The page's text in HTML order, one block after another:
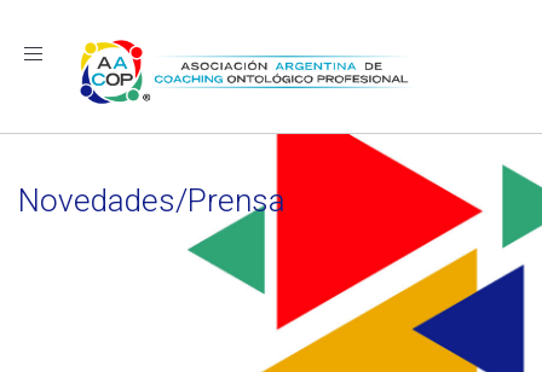
Navegación
Novedades/Prensa